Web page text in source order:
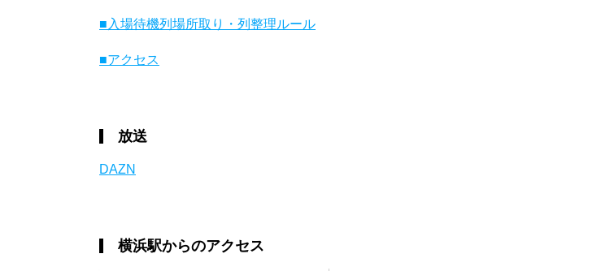
■入場待機列場所取り・列整理ルール
■アクセス
放送
DAZN
横浜駅からのアクセス